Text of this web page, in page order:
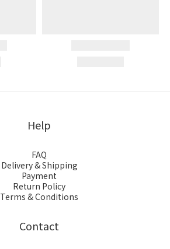
Help
FAQ
Delivery & Shipping
Payment
Return Policy
Terms & Conditions
Contact